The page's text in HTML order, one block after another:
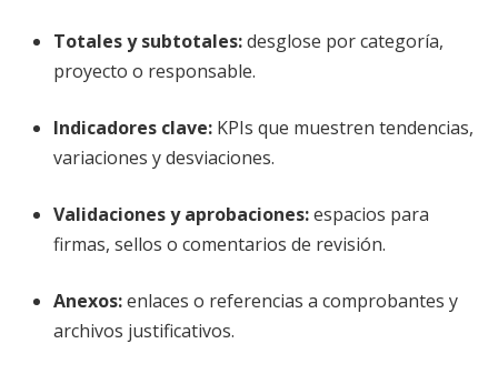
Totales y subtotales:desglose por categoría,
proyecto o responsable.
Indicadores clave: KPIs que muestren tendencias,
variaciones y desviaciones.
Validaciones y aprobaciones:espacios para
firmas, sellos o comentarios de revisión.
Anexos:enlaces o referencias a comprobantes y
archivos justificativos.